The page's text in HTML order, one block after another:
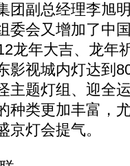
副总经理李旭
委会又增加了中
龙年大吉、龙年
影视城内灯达到
主题灯组、迎全
种类更加丰富，
灯会提气。